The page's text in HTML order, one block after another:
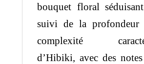
bouquet floral
suivi de la
complexité
d’Hibiki, avec des